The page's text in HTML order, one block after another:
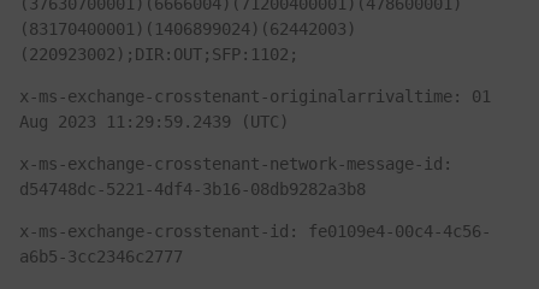
(83170400001)(1406899024)(62442003)
(220923002);DIR:OUT;SFP:1102;
x-ms-exchange-crosstenant-originalarrivaltime: 01
Aug 2023 11:29:59.2439 (UTC)
x-ms-exchange-crosstenant-network-message-id:
d54748dc-5221-4df4-3b16-08db9282a3b8
x-ms-exchange-crosstenant-id: fe0109e4-00c4-4c56-
a6b5-3cc2346c2777